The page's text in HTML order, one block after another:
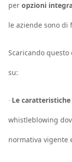
peropzioni
le aziende sono di
Scaricando
su:
· Le
whistleblowing
normativa vigente